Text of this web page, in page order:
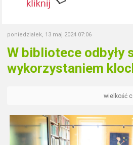
poniedziałek, 13 maj 2024 07:06
W bibliotece odbyły
wykorzystaniem
wielkość